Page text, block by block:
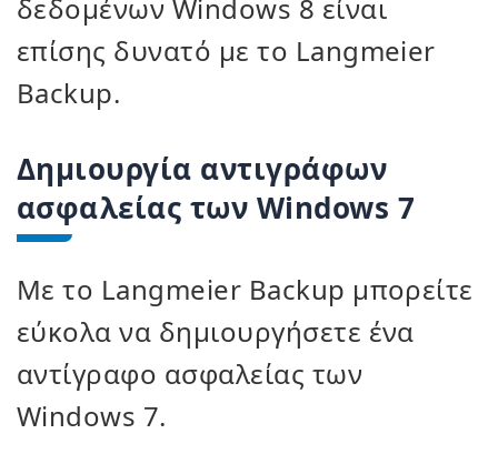
δεδομένων Windows 8 είναι
επίσης δυνατό με το Langmeier
Backup.
Δημιουργία αντιγράφων
ασφαλείας των Windows 7
Με το Langmeier Backup μπορείτε
εύκολα να δημιουργήσετε ένα
αντίγραφο ασφαλείας των
Windows 7.